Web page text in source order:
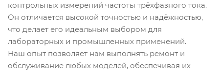
контрольных измерений частоты трёхфазного тока.
Он отличается высокой точностью и надёжностью,
что делает его идеальным выбором для
лабораторных и промышленных применений.
Наш опыт позволяет нам выполнять ремонт и
обслуживание любых моделей, обеспечивая их